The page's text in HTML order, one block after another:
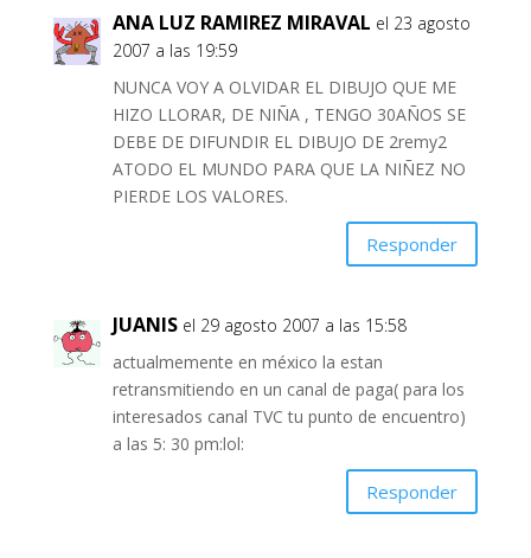
ANA LUZ RAMIREZ MIRAVAL el 23 agosto
2007 a las 19:59
NUNCA VOY A OLVIDAR EL DIBUJO QUE ME
HIZO LLORAR, DE NIÑA , TENGO 30AÑOS SE
DEBE DE DIFUNDIR EL DIBUJO DE 2remy2
ATODO EL MUNDO PARA QUE LA NIÑEZ NO
PIERDE LOS VALORES.
Responder
JUANIS el 29 agosto 2007 a las 15:58
actualmemente en méxico la estan
retransmitiendo en un canal de paga( para los
interesados canal TVC tu punto de encuentro)
a las 5: 30 pm:lol:
Responder